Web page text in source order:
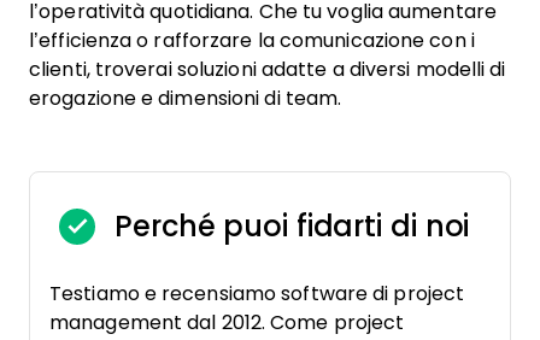
l’operatività quotidiana. Che tu voglia aumentare
l’efficienza o rafforzare la comunicazione con i
clienti, troverai soluzioni adatte a diversi modelli di
erogazione e dimensioni di team.
Perché puoi fidarti di noi
Testiamo e recensiamo software di project
management dal 2012. Come project